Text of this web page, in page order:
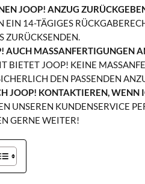
JOOP! ANZUG
EIN 14-TÄGIGES
ZURÜCKSENDEN.
AUCH MASSANFERTIGUNGEN
BIETET JOOP! KEINE
DEN PASSENDEN ANZUG
JOOP! KONTAKTIEREN, WENN
UNSEREN KUNDENSERVICE
GERNE WEITER!